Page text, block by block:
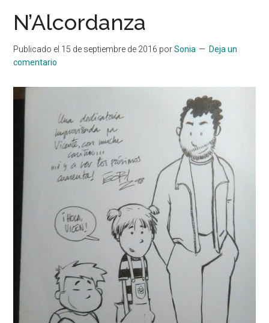
N’Alcordanza
Publicado el 15 de septiembre de 2016 porSonia
Deja un
comentario